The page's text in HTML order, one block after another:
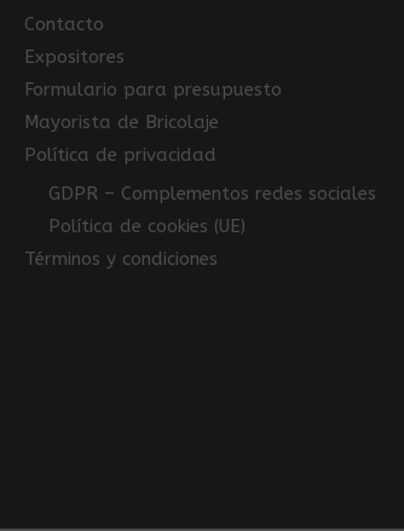
Contacto
Expositores
Formulario para presupuesto
Mayorista de Bricolaje
Política de privacidad
GDPR – Complementos redes sociales
Política de cookies (UE)
Términos y condiciones